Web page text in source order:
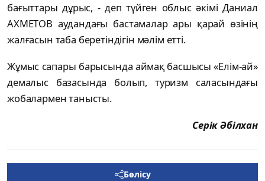
бағыттары дұрыс, - деп түйген облыс әкімі Даниал
АХМЕТОВ аудандағы бастамалар ары қарай өзінің
жалғасын таба беретіндігін мәлім етті.
Жұмыс сапары барысында аймақ басшысы «Елім-ай»
демалыс базасында болып, туризм саласындағы
жобалармен танысты.
Серік Әбілхан
Бөлісу